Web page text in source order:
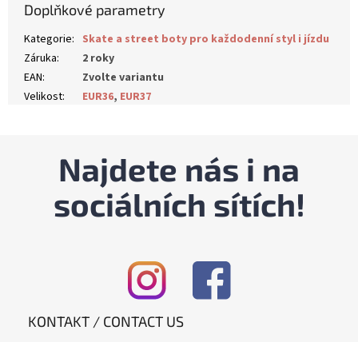
Doplňkové parametry
Kategorie: Skate a street boty pro každodenní styl i jízdu
Záruka:
2 roky
EAN:
Zvolte variantu
Velikost: EUR36, EUR37
Najdete nás i na
sociálních sítích!
KONTAKT / CONTACT US